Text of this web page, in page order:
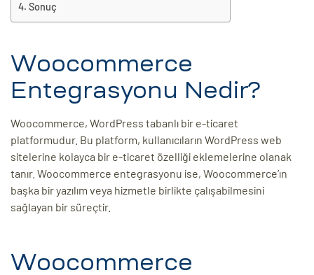
Sonuç
Woocommerce
Entegrasyonu Nedir?
Woocommerce, WordPress tabanlı bir e-ticaret
platformudur. Bu platform, kullanıcıların WordPress web
sitelerine kolayca bir e-ticaret özelliği eklemelerine olanak
tanır. Woocommerce entegrasyonu ise, Woocommerce’ın
başka bir yazılım veya hizmetle birlikte çalışabilmesini
sağlayan bir süreçtir.
Woocommerce